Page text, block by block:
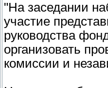
"На заседании
участие
руководства
организовать
комиссии и